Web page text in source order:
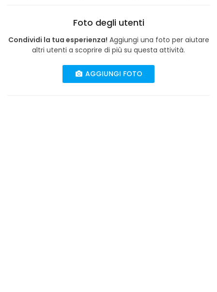
Foto degli utenti
Condividi la tua esperienza! Aggiungi una foto per aiutare
altri utenti a scoprire di più su questa attività.
AGGIUNGI FOTO